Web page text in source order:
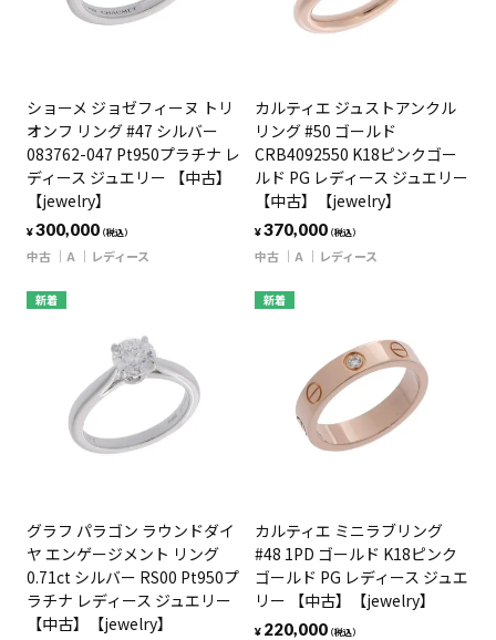
ショーメ ジョゼフィーヌ トリ
オンフ リング #47 シルバー
083762-047 Pt950プラチナ レ
ディース ジュエリー 【中古】
【jewelry】
¥300,000（税込）
中古 A レディース
カルティエ ジュストアンクル
リング #50 ゴールド
CRB4092550 K18ピンクゴー
ルド PG レディース ジュエリー
【中古】【jewelry】
¥370,000（税込）
中古 A レディース
新着
グラフ パラゴン ラウンドダイ
ヤ エンゲージメント リング
0.71ct シルバー RS00 Pt950プ
ラチナ レディース ジュエリー
【中古】【jewelry】
新着
カルティエ ミニラブリング
#48 1PD ゴールド K18ピンク
ゴールド PG レディース ジュエ
リー 【中古】【jewelry】
¥ 220,000（税込）